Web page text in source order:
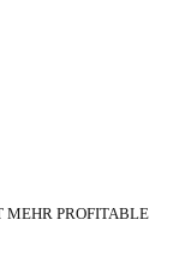
MEHR PROFITABLE